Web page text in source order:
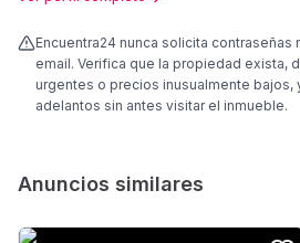
Encuentra24 nunca solicita contraseñas
email. Verifica que la propiedad exista,
urgentes o precios inusualmente bajos,
adelantos sin antes visitar el inmueble.
Anuncios similares